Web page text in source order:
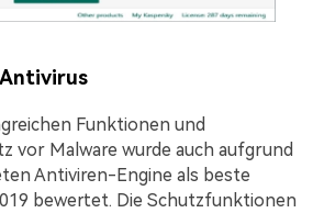
Funktionen und
vor Malware wurde auch aufgrund
Antiviren-Engine als beste
bewertet. Die Schutzfunktionen